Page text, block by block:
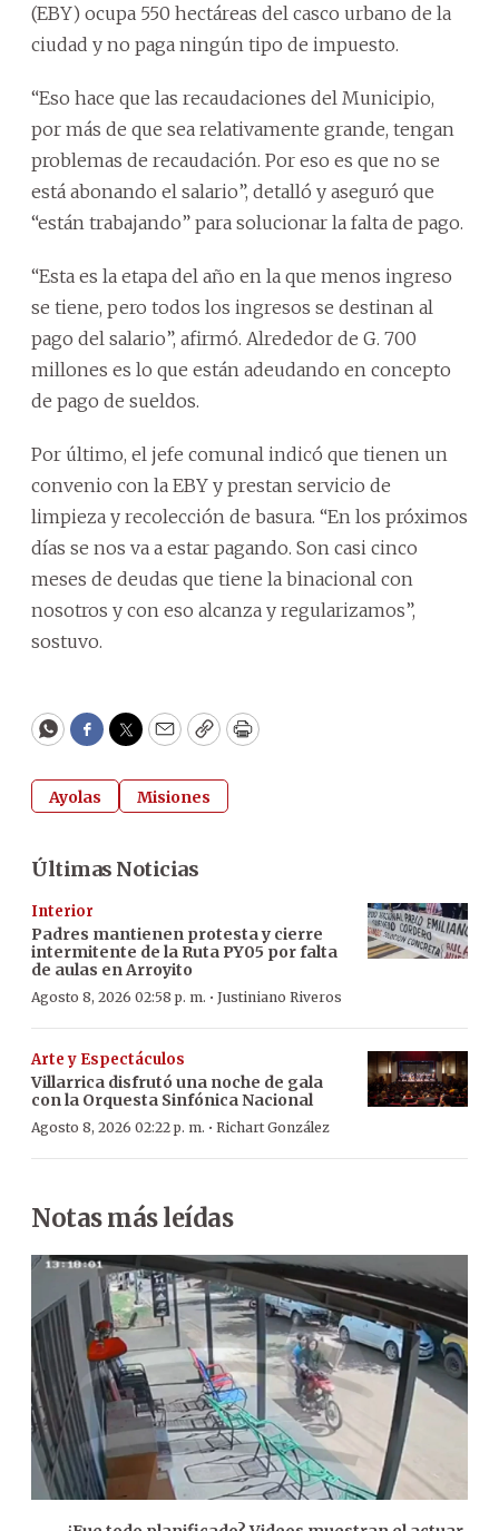
(EBY) ocupa 550 hectáreas del casco urbano de la
ciudad y no paga ningún tipo de impuesto.
“Eso hace que las recaudaciones del Municipio,
por más de que sea relativamente grande, tengan
problemas de recaudación. Por eso es que no se
está abonando el salario”, detalló y aseguró que
“están trabajando” para solucionar la falta de pago.
“Esta es la etapa del año en la que menos ingreso
se tiene, pero todos los ingresos se destinan al
pago del salario”, afirmó. Alrededor de G. 700
millones es lo que están adeudando en concepto
de pago de sueldos.
Por último, el jefe comunal indicó que tienen un
convenio con la EBY y prestan servicio de
limpieza y recolección de basura. “En los próximos
días se nos va a estar pagando. Son casi cinco
meses de deudas que tiene la binacional con
nosotros y con eso alcanza y regularizamos”,
sostuvo.
WhatsApp
Facebook
Twitter
EmailCopyPrint
Ayolas Misiones
Últimas Noticias
Interior
Padres mantienen protesta y cierre
intermitente de la Ruta PY05 por falta
de aulas en Arroyito
Agosto 8, 2026 02:58 p. m. · Justiniano Riveros
Arte y Espectáculos
Villarrica disfrutó una noche de gala
con la Orquesta Sinfónica Nacional
Agosto 8, 2026 02:22 p. m. · Richart González
Notas más leídas